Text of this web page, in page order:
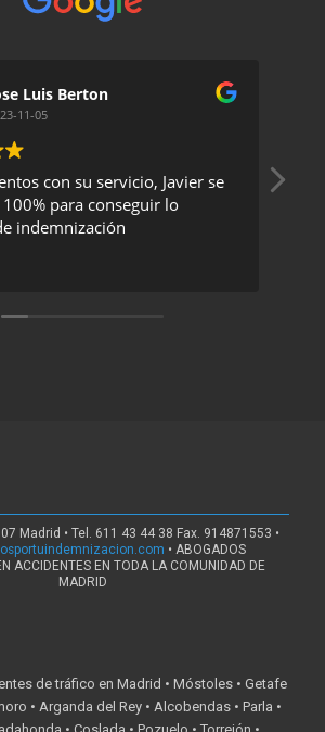
Luis Berton
11-05
con su servicio, Javier se
para conseguir lo
indemnización
Madrid • Tel. 611 43 44 38 Fax. 914871553 •
• ABOGADOS
ACCIDENTES EN TODA LA COMUNIDAD DE
MADRID
de tráfico en Madrid • Móstoles • Getafe
• Arganda del Rey • Alcobendas • Parla •